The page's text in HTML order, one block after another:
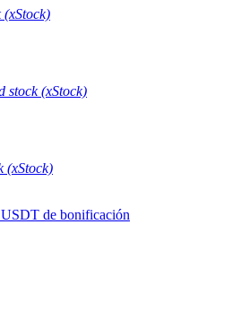
Win
prize pool
Carnival
USDT Bonus
(xStock)
stock (xStock)
(xStock)
USDT de bonificación